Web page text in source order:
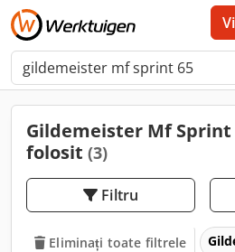
Gildemeister Mf Sprint
folosit (3)
Filtru
Eliminați toate filtrele